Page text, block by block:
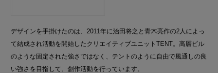
デザインを手掛けたのは、2011年に治田将之と青木亮作の2人によっ
て結成され活動を開始したクリエイティブユニットTENT。高層ビル
のような固定された強さではなく、テントのように自由で風通しの良
い強さを目指して、創作活動を行っています。